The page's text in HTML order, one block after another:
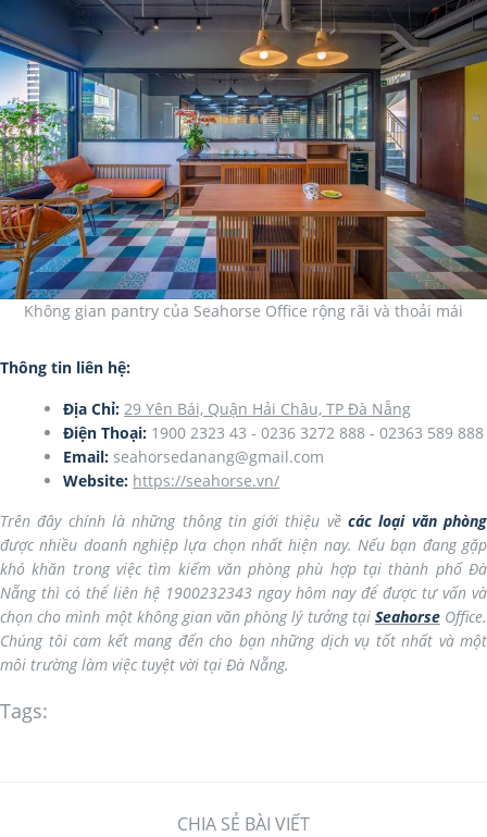
Không gian pantry của Seahorse Office rộng rãi và thoải mái
Thông tin liên hệ:
Địa Chỉ: 29 Yên Bái, Quận Hải Châu, TP Đà Nẵng
Điện Thoại: 1900 2323 43 - 0236 3272 888 - 02363 589 888
Email: seahorsedanang@gmail.com
Website: https://seahorse.vn/
Trên đây chính là những thông tin giới thiệu vềcác loại văn phòng
được nhiều doanh nghiệp lựa chọn nhất hiện nay. Nếu bạn đang gặp
khó khăn trong việc tìm kiếm văn phòng phù hợp tại thành phố Đà
Nẵng thì có thể liên hệ 1900232343 ngay hôm nay để được tư vấn và
chọn cho mình một không gian văn phòng lý tưởng tại SeahorseOffice.
Chúng tôi cam kết mang đến cho bạn những dịch vụ tốt nhất và một
môi trường làm việc tuyệt vời tại Đà Nẵng.
Tags:
CHIA SẺ BÀI VIẾT